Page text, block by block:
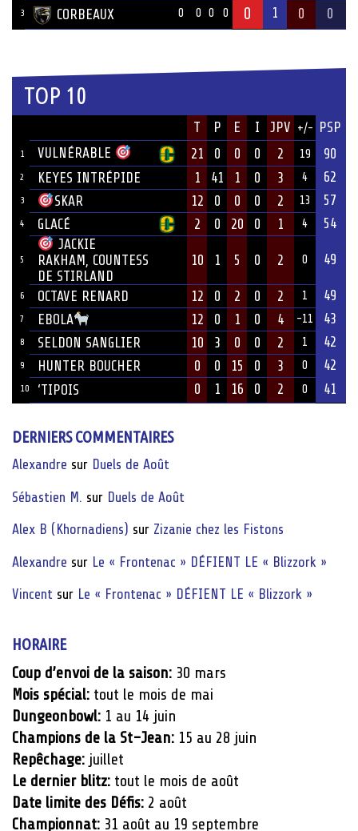
3 CORBEAUX 0 0 0 0 0 1 0 0
TOP 10
T P E I JPV +/- PSP
1 VULNÉRABLE 21 0 0 0 2 19 90
2 KEYES INTRÉPIDE 1 41 1 0 3 4 62
3 SKAR 12 0 0 0 2 13 57
4 GLACÉ 2 0 20 0 1 4 54
5
JACKIE
RAKHAM, COUNTESS
DE STIRLAND
10 1 5 0 2 0 49
6 OCTAVE RENARD 12 0 2 0 2 1 49
7 EBOLA 12 0 1 0 4 -11 43
8 SELDON SANGLIER 10 3 0 0 2 1 42
9 HUNTER BOUCHER 0 0 15 0 3 0 42
10 ‘TIPOIS 0 1 16 0 2 0 41
DERNIERS COMMENTAIRES
Alexandre sur Duels de Août
Sébastien M. sur Duels de Août
Alex B (Khornadiens) sur Zizanie chez les Fistons
Alexandre sur Le « Frontenac » DÉFIENT LE « Blizzork »
Vincent sur Le « Frontenac » DÉFIENT LE « Blizzork »
HORAIRE
Coup d’envoi de la saison: 30 mars
Mois spécial: tout le mois de mai
Dungeonbowl: 1 au 14 juin
Champions de la St-Jean: 15 au 28 juin
Repêchage: juillet
Le dernier blitz: tout le mois de août
Date limite des Défis: 2 août
Championnat: 31 août au 19 septembre